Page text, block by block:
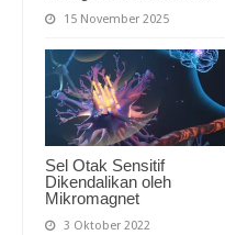
15 November 2025
Sel Otak Sensitif
Dikendalikan oleh
Mikromagnet
3 Oktober 2022